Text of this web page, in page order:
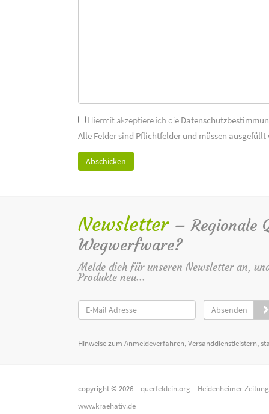
Hiermit akzeptiere ich die
Alle Felder sind Pflichtfelder und müssen ausgefüllt
Newsletter – Regionale
Wegwerfware?
Melde dich für unseren Newsletter an,
Produkte neu...
Absenden
Hinweise zum Anmeldeverfahren, Versanddienstleistern,
copyright © 2026 –querfeldein.org– Heidenheimer
www.kraehativ.de